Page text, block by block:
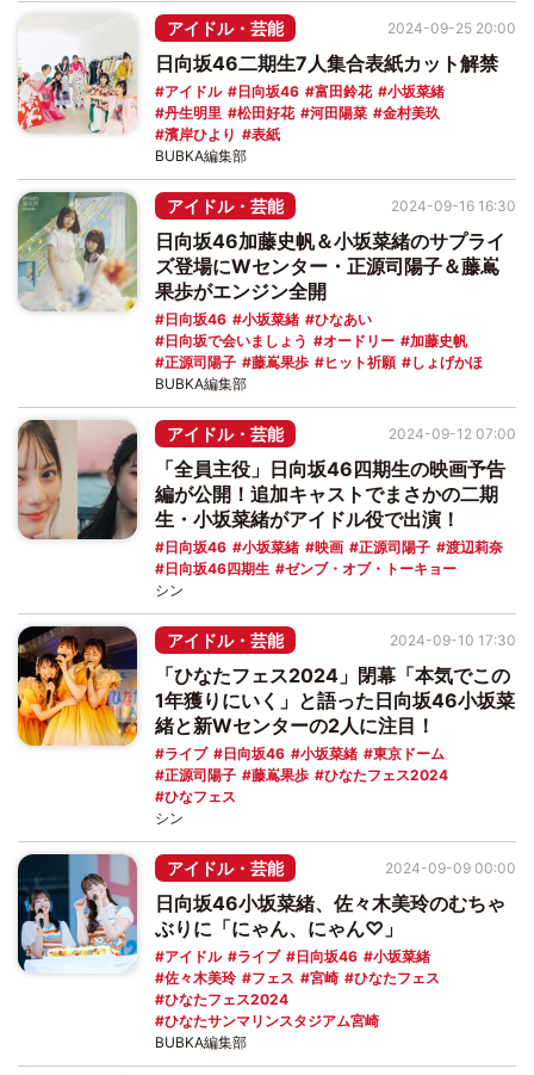
アイドル・芸能
日向坂46二期生7人集合表紙カット解禁
アイドル 日向坂46 富田鈴花
小坂菜緒
丹生明里
松田好花 河田陽菜
金村美玖
濱岸ひより
表紙
2024-09-25 20:00
BUBKA編集部
アイドル・芸能
日向坂46加藤史帆＆小坂菜緒のサプライ
ズ登場にWセンター・正源司陽子＆藤嶌
果歩がエンジン全開
日向坂46 小坂菜緒
ひなあい
日向坂で会いましょう
オードリー
加藤史帆
正源司陽子
藤嶌果歩 ヒット祈願 しょげかほ
2024-09-16 16:30
BUBKA編集部
アイドル・芸能
「全員主役」日向坂46四期生の映画予告
編が公開！追加キャストでまさかの二期
生・小坂菜緒がアイドル役で出演！
日向坂46 小坂菜緒 映画 正源司陽子
渡辺莉奈
日向坂46四期生
ゼンブ・オブ・トーキョー
2024-09-12 07:00
シン
アイドル・芸能
「ひなたフェス2024」閉幕「本気でこの
1年獲りにいく」と語った日向坂46小坂菜
緒と新Wセンターの2人に注目！
ライブ 日向坂46 小坂菜緒
東京ドーム
正源司陽子
藤嶌果歩
ひなたフェス2024
ひなフェス
2024-09-10 17:30
シン
アイドル・芸能
日向坂46小坂菜緒、佐々木美玲のむちゃ
ぶりに「にゃん、にゃん♡」
アイドル ライブ 日向坂46
小坂菜緒
佐々木美玲
フェス 宮崎
ひなたフェス
ひなたフェス2024
ひなたサンマリンスタジアム宮崎
2024-09-09 00:00
BUBKA編集部